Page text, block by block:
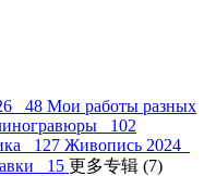
48 Мои работы разных
102
127 Живопись 2024
15 更多专辑 (7)